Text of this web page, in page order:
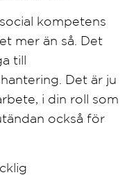
kompetens
mer än så. Det
till
Det är ju
i din roll som
också för